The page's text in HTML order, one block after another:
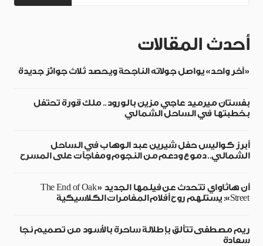
أحدث المقالات
«آخر واحد» يواصل جولاته الناجحة ويحصد ثلاث جوائز جديدة
بفستان ميرميد عاجي مزين بالورود.. ملك قورة تحتفل
بخطبتها في الساحل الشمالي
أبرز كواليس حفل شيرين عبد الوهاب في الساحل
الشمالي.. دموع ودعم من النجوم ومفاجآت على المسرح
آن هاثاواي تتحدث عن فيلمها الجديد «The End of Oak
Street»: يستلهم روح أفلام المغامرات الكلاسيكية
ريم مصطفى تتألق بإطلالة ساحرة بالأسود من تصميم نجا
سعادة